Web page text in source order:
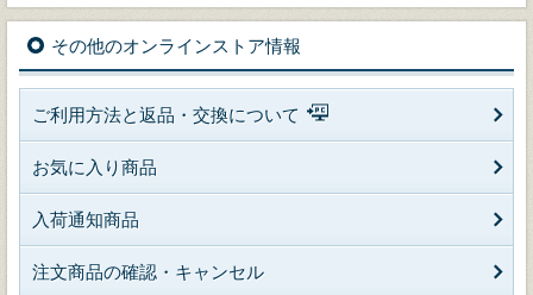
その他のオンラインストア情報
ご利用方法と返品・交換について
お気に入り商品
入荷通知商品
注文商品の確認・キャンセル